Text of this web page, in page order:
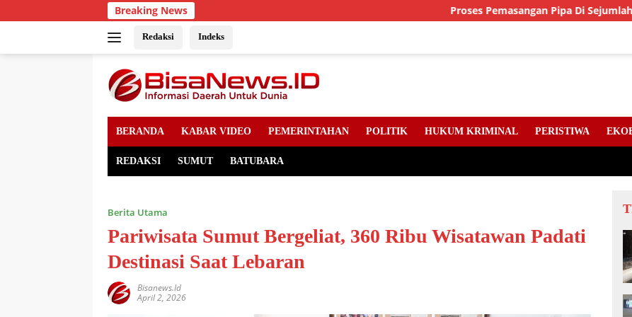
to
Breaking News Proses Pemasangan Pipa Di Sejumlah Titik
Redaksi Indeks
BERANDA KABAR VIDEO PEMERINTAHAN POLITIK HUKUM KRIMINAL PERISTIWA
REDAKSI SUMUT BATUBARA
Berita Utama
Pariwisata Sumut Bergeliat, 360 Ribu Wisatawan Padati
Destinasi Saat Lebaran
Bisanews.id
April 2, 2026